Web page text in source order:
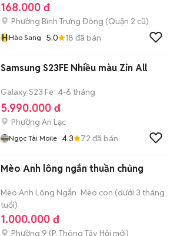
168.000 đ
Phường Bình Trưng Đông (Quận 2 cũ)
HHào Sang 5.0 18 đã bán
Samsung S23FE Nhiều màu Zin All
Galaxy S23 Fe 4-6 tháng
5.990.000 đ
Phường An Lạc
Ngọc Tài Moile 4.3 72 đã bán
Mèo Anh lông ngắn thuần chủng
Mèo Anh Lông Ngắn Mèo con (dưới 3 tháng
tuổi)
1.000.000 đ
Phường 9 (P. Thông Tây Hội mới)